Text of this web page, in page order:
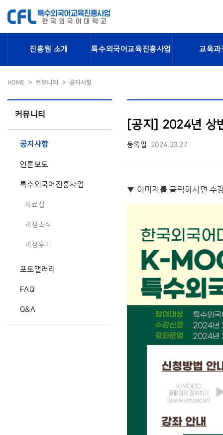
진흥원 소개 특수외국어교육진흥사업 교육과
HOME 커뮤니티 공지사항
커뮤니티
공지사항
언론보도
특수외국어진흥사업
자료실
과정소식
과정후기
포토갤러리
FAQ
Q&A
[공지] 2024년 상
등록일 2024.03.27
▼ 이미지를 클릭하시면 수